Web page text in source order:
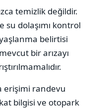
temizlik değildir.
su dolaşımı kontrol
belirtisi
bir arızayı
erişimi randevu
bilgisi ve otopark